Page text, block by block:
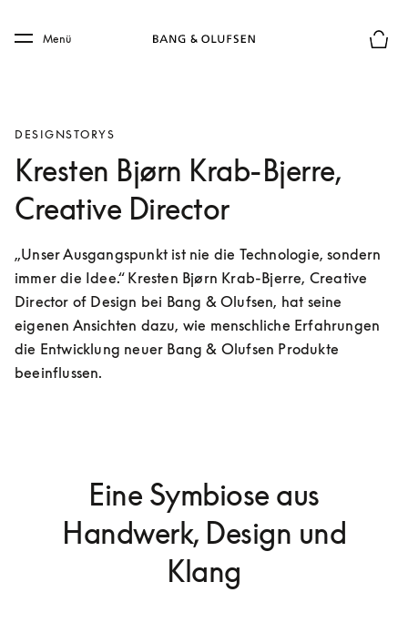
Skip to main footer
Menü
DESIGNSTORYS
Kresten Bjørn Krab-Bjerre,
Creative Director
„Unser Ausgangspunkt ist nie die Technologie, sondern
immer die Idee.“ Kresten Bjørn Krab-Bjerre, Creative
Director of Design bei Bang & Olufsen, hat seine
eigenen Ansichten dazu, wie menschliche Erfahrungen
die Entwicklung neuer Bang & Olufsen Produkte
beeinflussen.
Eine Symbiose aus
Handwerk, Design und
Klang